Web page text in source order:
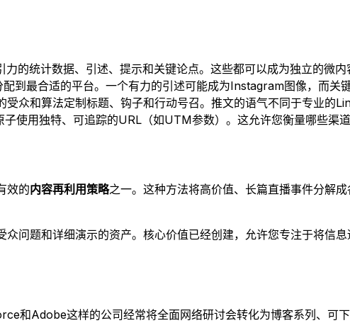
的统计数据、引述、提示和关键论点。这些都可以成为独立的微内
到最合适的平台。一个有力的引述可能成为Instagram图像，而关
众和算法定制标题、钩子和行动号召。推文的语气不同于专业的
使用独特、可追踪的URL（如UTM参数）。这允许您衡量哪些渠
效的内容再利用策略之一。这种方法将高价值、长篇直播事件分解
问题和详细演示的资产。核心价值已经创建，允许您专注于将信
和Adobe这样的公司经常将全面网络研讨会转化为博客系列、可